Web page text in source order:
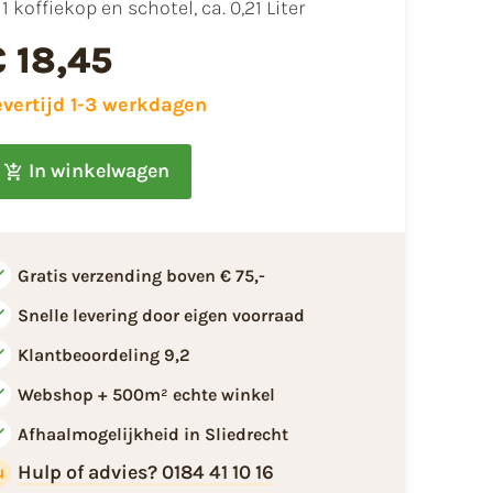
1 koffiekop en schotel, ca. 0,21 Liter
18,45
1-3 werkdagen
In winkelwagen
Gratis verzending boven € 75,-
Snelle levering door eigen voorraad
Klantbeoordeling 9,2
Webshop + 500m² echte winkel
Afhaalmogelijkheid in Sliedrecht
Hulp of advies? 0184 41 10 16